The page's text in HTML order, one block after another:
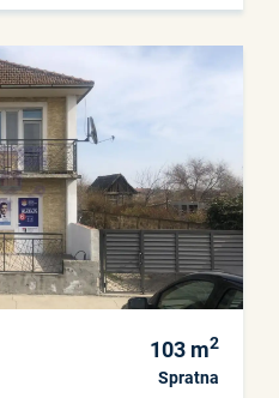
103 m2
Spratna